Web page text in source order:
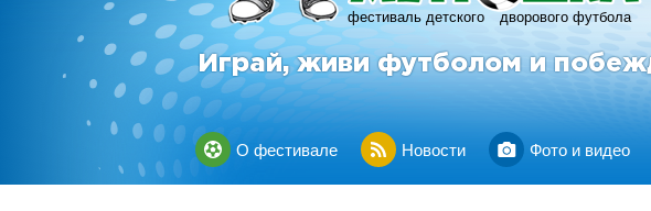
фестиваль детского дворового футбола
Играй, живи футболом и
О фестивале Новости Фото и видео